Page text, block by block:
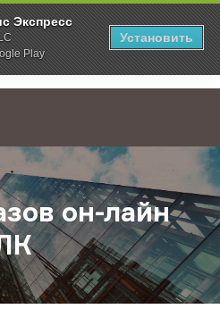
Экспресс
Play
Установить
Отмена заказов он-лайн через
он-лайн